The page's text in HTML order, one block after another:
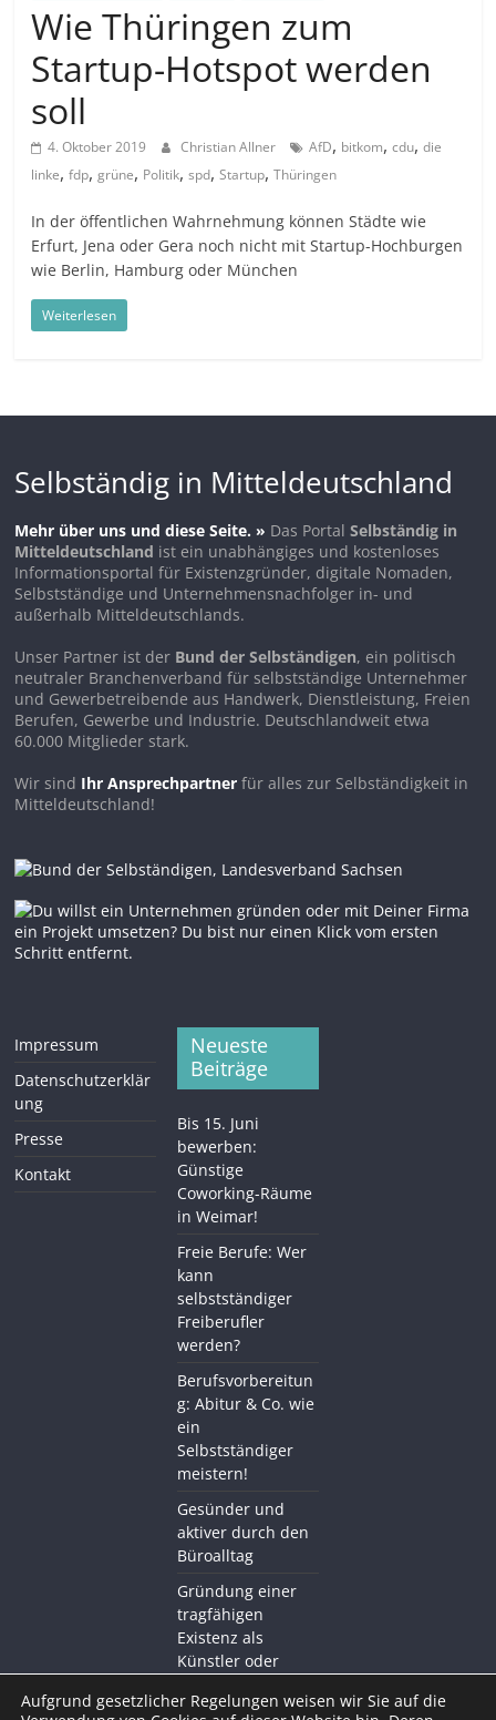
Wie Thüringen zum
Startup-Hotspot werden
soll
4. Oktober 2019 Christian Allner AfD, bitkom,cdu,die
linke,fdp,grüne, Politik,spd,Startup,Thüringen
In der öffentlichen Wahrnehmung können Städte wie
Erfurt, Jena oder Gera noch nicht mit Startup-Hochburgen
wie Berlin, Hamburg oder München
Weiterlesen
Selbständig in Mitteldeutschland
Mehr über uns und diese Seite. » Das PortalSelbständig in
Mitteldeutschland ist ein unabhängiges und kostenloses
Informationsportal für Existenzgründer, digitale Nomaden,
Selbstständige und Unternehmensnachfolger in- und
außerhalb Mitteldeutschlands.
Unser Partner ist der Bund der Selbständigen, ein politisch
neutraler Branchenverband für selbstständige Unternehmer
und Gewerbetreibende aus Handwerk, Dienstleistung, Freien
Berufen, Gewerbe und Industrie. Deutschlandweit etwa
60.000 Mitglieder stark.
Wir sind Ihr Ansprechpartner für alles zur Selbständigkeit in
Mitteldeutschland!
Impressum
Datenschutzerklär
ung
Presse
Kontakt
Neueste
Beiträge
Bis 15. Juni
bewerben:
Günstige
Coworking-Räume
in Weimar!
Freie Berufe: Wer
kann
selbstständiger
Freiberufler
werden?
Berufsvorbereitun
g: Abitur & Co. wie
ein
Selbstständiger
meistern!
Gesünder und
aktiver durch den
Büroalltag
Gründung einer
tragfähigen
Existenz als
Künstler oder
Akademie
Aufgrund gesetzlicher Regelungen weisen wir Sie auf die